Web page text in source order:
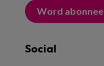
Word abonnee
Social